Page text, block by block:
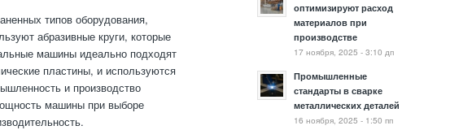
типов оборудования,
абразивные круги, которые
машины идеально подходят
пластины, и используются
и производство
машины при выборе
оптимизируют расход
материалов при
производстве
17 ноября, 2025 - 3:10 дп
Промышленные
стандарты в сварке
металлических деталей
16 ноября, 2025 - 1:50 пп